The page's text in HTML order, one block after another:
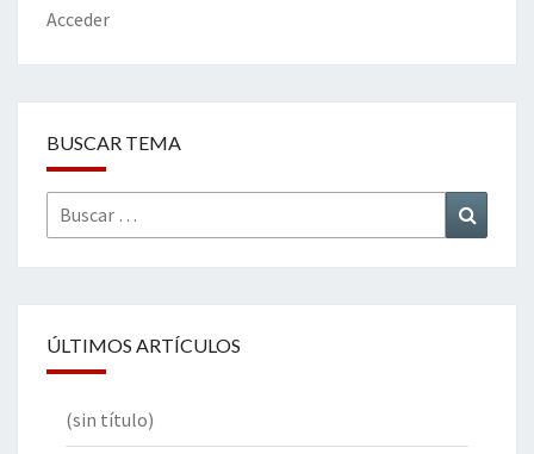
k
Acceder
BUSCAR TEMA
Buscar
por:
ÚLTIMOS ARTÍCULOS
(sin título)